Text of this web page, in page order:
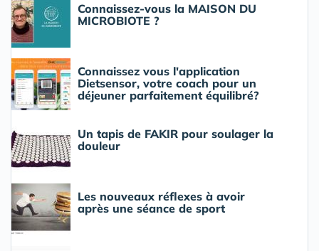
Connaissez-vous la MAISON DU
MICROBIOTE ?
Connaissez vous l'application
Dietsensor, votre coach pour un
déjeuner parfaitement équilibré?
Un tapis de FAKIR pour soulager la
douleur
Les nouveaux réflexes à avoir
après une séance de sport